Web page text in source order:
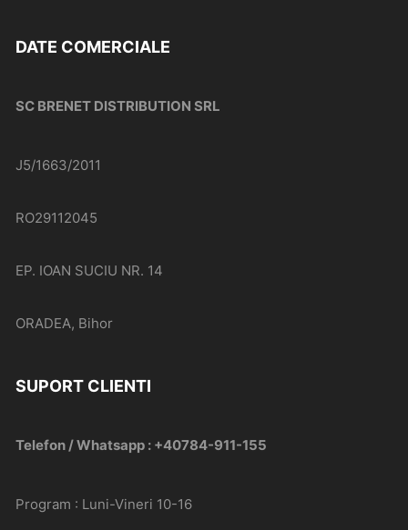
DATE COMERCIALE
SC BRENET DISTRIBUTION SRL
J5/1663/2011
RO29112045
EP. IOAN SUCIU NR. 14
ORADEA, Bihor
SUPORT CLIENTI
Telefon / Whatsapp : +40784-911-155
Program : Luni-Vineri 10-16